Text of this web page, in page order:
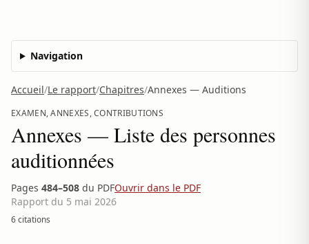
Navigation
Accueil/Le rapport/Chapitres/Annexes — Auditions
EXAMEN, ANNEXES, CONTRIBUTIONS
Annexes — Liste des personnes
auditionnées
Pages 484–508 du PDFOuvrir dans le PDF
Rapport du 5 mai 2026
6 citations